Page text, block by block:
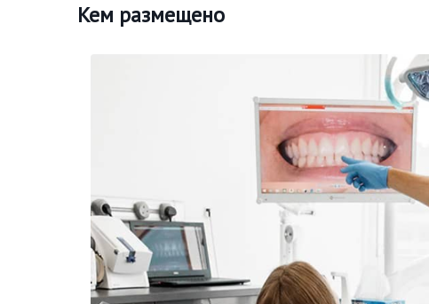
Кем размещено